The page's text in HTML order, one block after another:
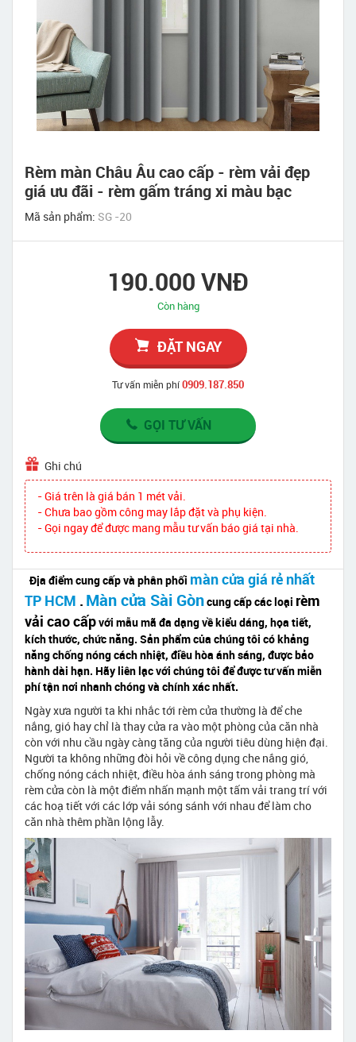
Rèm màn Châu Âu cao cấp - rèm vải đẹp
giá ưu đãi - rèm gấm tráng xi màu bạc
Mã sản phẩm: SG -20
190.000 VNĐ
Còn hàng
ĐẶT NGAY
Tư vấn miễn phí0909.187.850
GỌI TƯ VẤN
Ghi chú
- Giá trên là giá bán 1 mét vải.
- Chưa bao gồm công may lắp đặt và phụ kiện.
- Gọi ngay để được mang mẫu tư vấn báo giá tại nhà.
Địa điểm cung cấp và phân phối màn cửa giá rẻ nhất
TP HCM . Màn cửa Sài Gòncung cấp các loại rèm
vải cao cấpvới mẫu mã đa dạng về kiểu dáng, họa tiết,
kích thước, chức năng. Sản phẩm của chúng tôi có khảng
năng chống nóng cách nhiệt, điều hòa ánh sáng, được bảo
hành dài hạn. Hãy liên lạc với chúng tôi để được tư vấn miễn
phí tận nơi nhanh chóng và chính xác nhất.
Ngày xưa người ta khi nhắc tới rèm cửa thường là để che
nắng, gió hay chỉ là thay cửa ra vào một phòng của căn nhà
còn với nhu cầu ngày càng tăng của người tiêu dùng hiện đại.
Người ta không những đòi hỏi về công dụng che nắng gió,
chống nóng cách nhiệt, điều hòa ánh sáng trong phòng mà
rèm cửa còn là một điểm nhấn mạnh một tấm vải trang trí với
các hoạ tiết với các lớp vải sóng sánh với nhau để làm cho
căn nhà thêm phần lộng lẫy.